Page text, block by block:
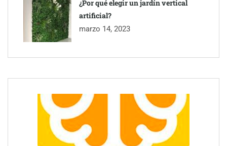
¿Por qué elegir un jardín vertical
artificial?
marzo 14, 2023